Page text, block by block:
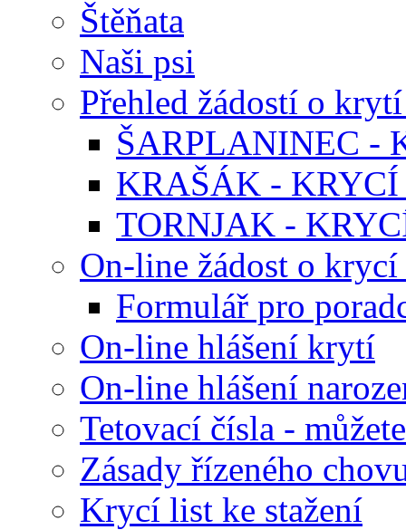
Štěňata
Naši psi
Přehled žádostí o
ŠARPLANINEC -
KRAŠÁK -
TORNJAK -
On-line žádost o
Formulář pro
On-line hlášení krytí
On-line hlášení
Tetovací čísla -
Zásady řízeného
Krycí list ke stažení